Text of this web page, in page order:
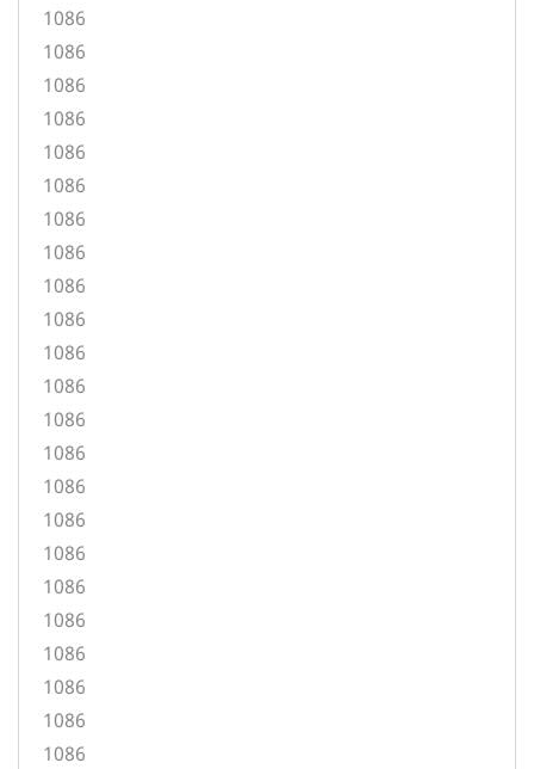
1086
1086
1086
1086
1086
1086
1086
1086
1086
1086
1086
1086
1086
1086
1086
1086
1086
1086
1086
1086
1086
1086
1086